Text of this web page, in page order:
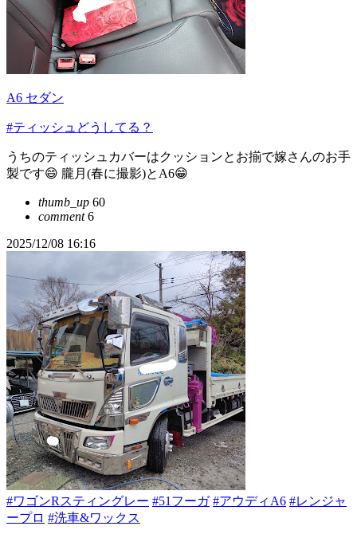
A6 セダン
#ティッシュどうしてる？
うちのティッシュカバーはクッションとお揃で嫁さんのお手
製です😄 朧月(春に撮影)とA6😁
thumb_up 60
comment6
2025/12/08 16:16
#ワゴンRスティングレー #51フーガ #アウディA6 #レンジャ
ープロ #洗車&ワックス